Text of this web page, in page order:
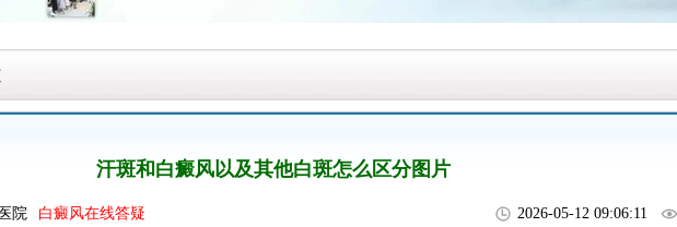
汗斑和白癜风以及其他白斑怎么区分图片
院 白癜风在线答疑 2026-05-12 09:06:11